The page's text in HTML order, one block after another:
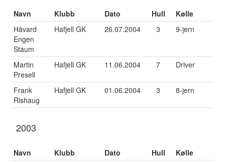
Navn Klubb Dato Hull
Kølle
Håvard
Engen
Staum
Hafjell GK 26.07.2004 3 9-jern
Martin
Presell
Hafjell GK 11.06.2004 7 Driver
Frank
Rishaug
Hafjell GK 01.06.2004 3 8-jern
2003
Navn Klubb Dato Hull
Kølle